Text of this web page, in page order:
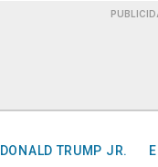
DONALD TRUMP JR.